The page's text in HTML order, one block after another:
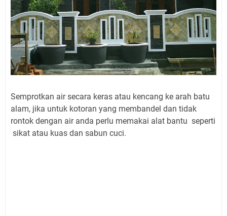
Semprotkan air secara keras atau kencang ke arah batu
alam, jika untuk kotoran yang membandel dan tidak
rontok dengan air anda perlu memakai alat bantu seperti
sikat atau kuas dan sabun cuci.